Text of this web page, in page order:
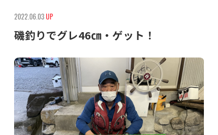
2022.06.03UP
磯釣りでグレ46㎝・ゲット！